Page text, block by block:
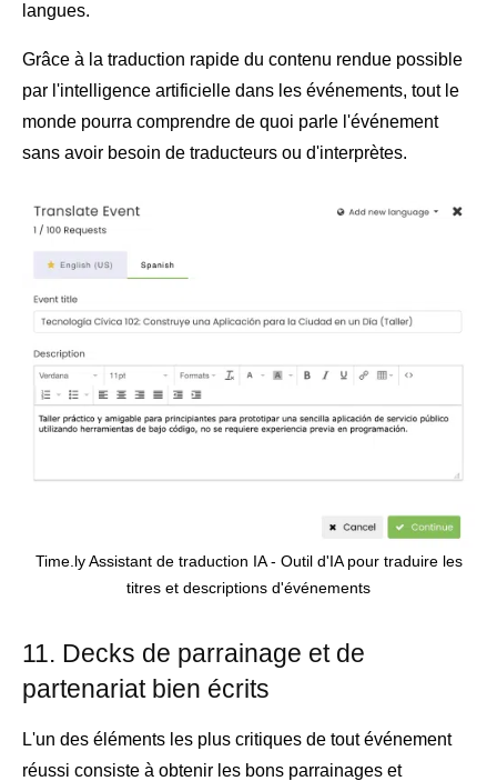
langues.
Grâce à la traduction rapide du contenu rendue possible
par l'intelligence artificielle dans les événements, tout le
monde pourra comprendre de quoi parle l'événement
sans avoir besoin de traducteurs ou d'interprètes.
Time.ly Assistant de traduction IA - Outil d'IA pour traduire les
titres et descriptions d'événements
11. Decks de parrainage et de
partenariat bien écrits
L'un des éléments les plus critiques de tout événement
réussi consiste à obtenir les bons parrainages et